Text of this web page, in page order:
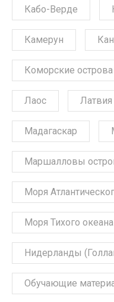
Кабо-Верде
Камерун
Коморские острова
Лаос Латвия
Мадагаскар
Маршалловы
Моря
Моря Тихого океана
Нидерланды
Обучающие